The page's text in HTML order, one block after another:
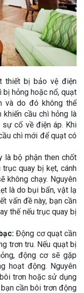
thiết bị bảo vệ điện
bị hỏng hoặc nổ, quạt
và do đó không thể
khiến cầu chì hỏng là
cố về điện áp. Khi
chì mới để quạt có
là bộ phận then chốt
trục quay bị kẹt, cánh
không chạy. Nguyên
là do bụi bẩn, vật lạ
vấn đề này, bạn cần
thế nếu trục quay bị
Động cơ quạt cần
trơn tru. Nếu quạt bị
động cơ sẽ gặp
hoạt động. Nguyên
trơn hoặc sử dụng
cần bôi trơn động